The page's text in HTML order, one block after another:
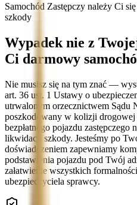
Samochód Zastępczy należy Ci
szkody
Wypadek nie z
Ci darmowy
Nie musisz się na tym znać —
art. 36 ust. 1 Ustawy o
utrwalonym orzecznictwem Sądu
poszkodowany w kolizji drogowej
bezpłatnego pojazdu zastępczego
likwidacji szkody. Jesteśmy po
doświadczeniem zapewniamy
podstawienia pojazdu pod Twój
załatwienie wszystkich
ubezpieczyciela sprawcy.